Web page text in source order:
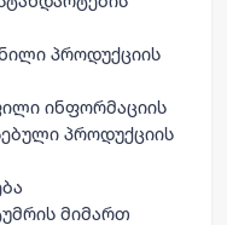
პროდუქციის
ინფორმაციის
პროდუქციის
მიმართ